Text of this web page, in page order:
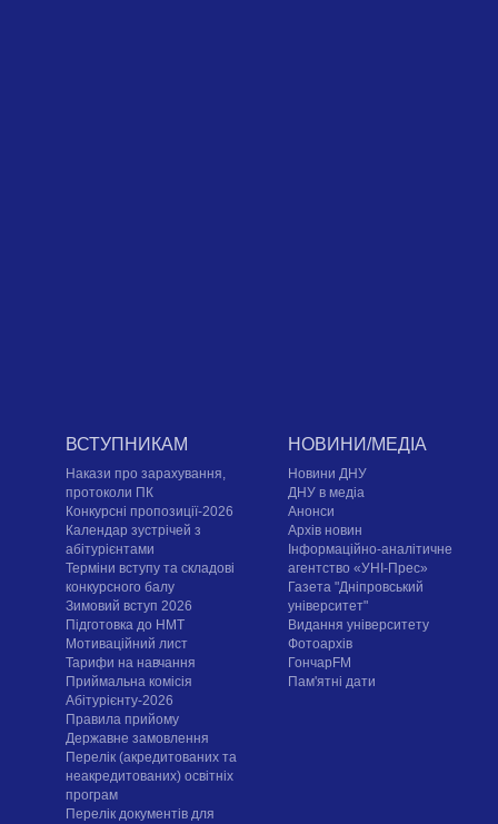
ВСТУПНИКАМ
Накази про зарахування,
протоколи ПК
Конкурсні пропозиції-2026
Календар зустрічей з
абітурієнтами
Терміни вступу та складові
конкурсного балу
Зимовий вступ 2026
Підготовка до НМТ
Мотиваційний лист
Тарифи на навчання
Приймальна комісія
Абітурієнту-2026
Правила прийому
Державне замовлення
Перелік (акредитованих та
неакредитованих) освітніх
програм
Перелік документів для
НОВИНИ/МЕДІА
Новини ДНУ
ДНУ в медіа
Анонси
Архів новин
Інформаційно-аналітичне
агентство «УНІ-Прес»
Газета "Дніпровський
університет"
Видання університету
Фотоархів
ГончарFM
Пам'ятні дати